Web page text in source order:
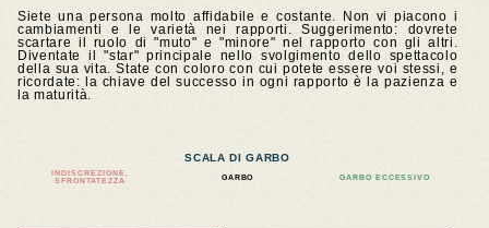
Siete una persona molto affidabile e costante. Non vi piacono i
cambiamenti e le varietà nei rapporti. Suggerimento: dovrete
scartare il ruolo di "muto" e "minore" nel rapporto con gli altri.
Diventate il "star" principale nello svolgimento dello spettacolo
della sua vita. State con coloro con cui potete essere voi stessi, e
ricordate: la chiave del successo in ogni rapporto è la pazienza e
la maturità.
SCALA DI GARBO
INDISCREZIONE,
SFRONTATEZZA
GARBO GARBO ECCESSIVO